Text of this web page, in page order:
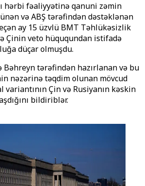
hərbi fəaliyyətinə qanuni zəmin
və ABŞ tərəfindən dəstəklənən
ay 15 üzvlü BMT Təhlükəsizlik
Çinin veto hüququndan istifadə
düçar olmuşdu.
Bəhreyn tərəfindən hazırlanan və bu
nəzərinə təqdim olunan mövcud
Çin və Rusiyanın kəskin
bildiriblər.